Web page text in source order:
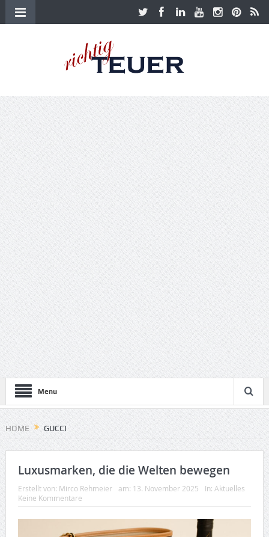
Menu
HOME GUCCI
Luxusmarken, die die Welten bewegen
Erstellt von: Mirco Rehmeier am: 13. November 2025 In: Aktuelles
Keine Kommentare